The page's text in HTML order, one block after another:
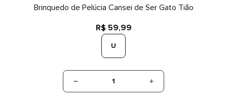
Brinquedo de Pelúcia Cansei de Ser Gato Tião
R$ 59,99
U
1